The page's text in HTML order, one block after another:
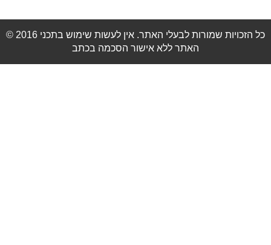
© 2016 כל הזכויות שמורות לבעלי האתר. אין לעשות שימוש בתכני
האתר ללא אישור הסכמה בכתב